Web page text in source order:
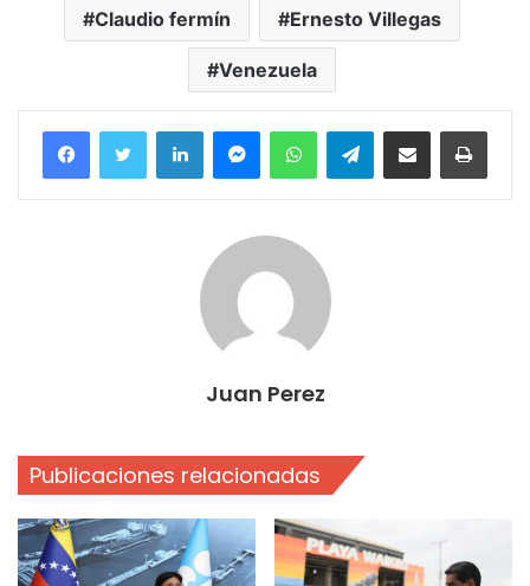
Claudio fermín Ernesto Villegas
Venezuela
FacebookTwitter LinkedInMessengerWhatsAppTelegramCompartir por correo electrónico
Juan Perez
Publicaciones relacionadas